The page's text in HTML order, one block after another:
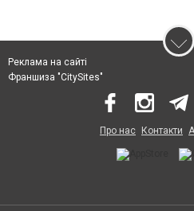
Реклама на сайті
Франшиза "CitySites"
Про нас Контакти